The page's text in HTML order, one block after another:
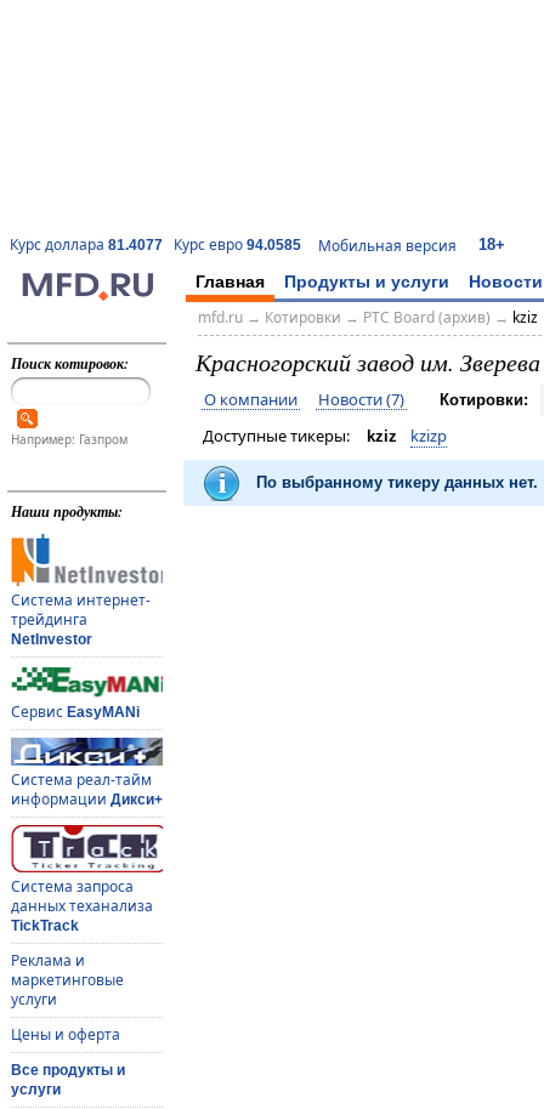
Курс доллара 81.4077 Курс евро 94.0585 Мобильная версия 18+
Главная Продукты и услуги Новости
Поиск котировок:
Например: Газпром
Наши продукты:
Система интернет-
трейдинга
NetInvestor
Сервис EasyMANi
Система реал-тайм
информации Дикси+
Система запроса
данных теханализа
TickTrack
Реклама и
маркетинговые
услуги
Цены и оферта
Все продукты и
услуги
mfd.ru→ Котировки → РТС Board (архив) → kziz
Красногорский завод им.
О компании Новости (7) Котировки:
Доступные тикеры: kziz kzizp
По выбранному тикеру данных нет.